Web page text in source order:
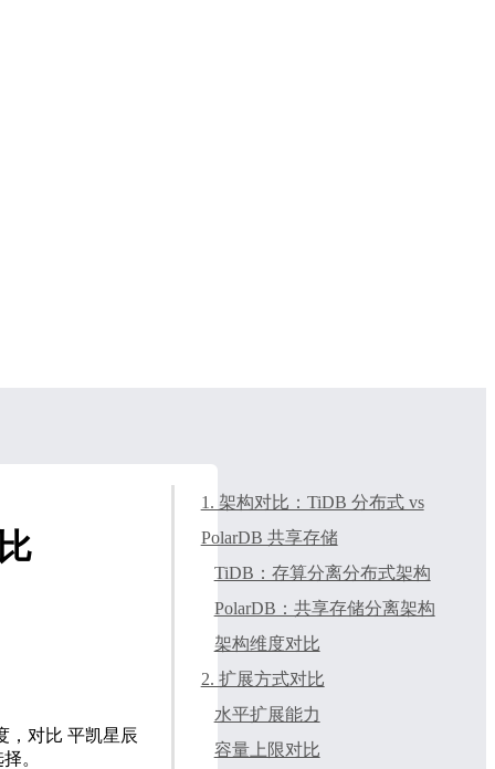
，对比 平凯星辰
。
1. 架构对比：TiDB 分布式 vs
PolarDB 共享存储
TiDB：存算分离分布式架构
PolarDB：共享存储分离架构
架构维度对比
2. 扩展方式对比
水平扩展能力
容量上限对比